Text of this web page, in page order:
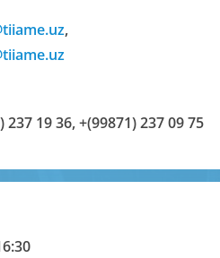
,
237 19 36,+(99871) 237 09 75